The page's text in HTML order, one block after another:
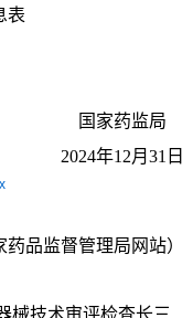
表
国家药监局
2024年12月31日
药品监督管理局网站）
械技术审评检查长三